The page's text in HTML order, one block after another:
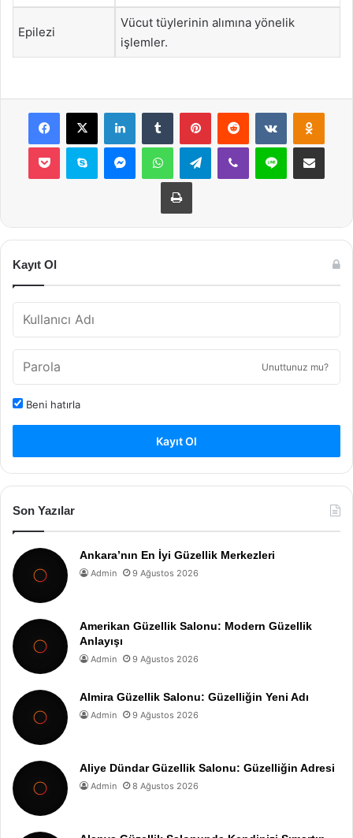
Epilezi
Vücut tüylerinin alımına yönelik
işlemler.
Facebook
X LinkedInTumblr PinterestReddit VKontakte
Pocket Skype MessengerWhatsAppTelegramViber Line E-Posta ile
Yazdır
Kayıt Ol
Unuttunuz mu?
Beni hatırla
Kayıt Ol
Son Yazılar
Ankara’nın En İyi Güzellik Merkezleri
Admin 9 Ağustos 2026
Amerikan Güzellik Salonu: Modern Güzellik
Anlayışı
Admin 9 Ağustos 2026
Almira Güzellik Salonu: Güzelliğin Yeni Adı
Admin 9 Ağustos 2026
Aliye Dündar Güzellik Salonu: Güzelliğin Adresi
Admin 8 Ağustos 2026